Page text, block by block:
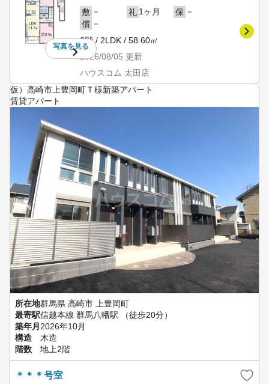
写真を見る
敷 － 礼 1ヶ月 保 －
償 －
2階 / 2LDK / 58.60㎡
2026/08/05 更新
ハウスコム 太田店
仮）高崎市上豊岡町Ｔ様新築アパート
賃貸アパート
所在地群馬県 高崎市 上豊岡町
最寄駅信越本線 群馬八幡駅 （徒歩20分）
築年月 2026年10月
構造
木造
階数
地上2階
＊＊＊号室